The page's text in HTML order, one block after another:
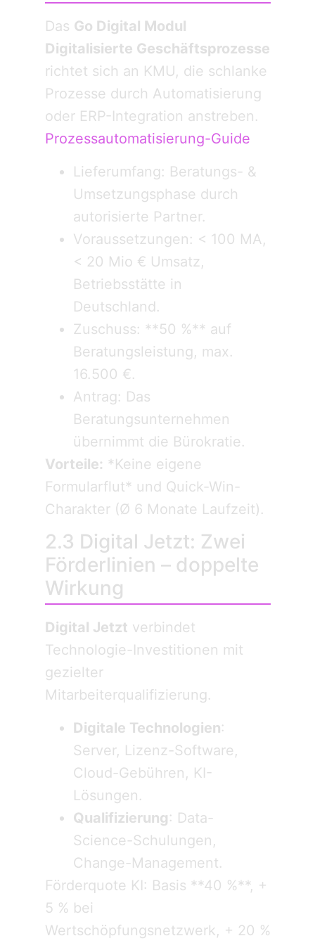
Das Go Digital Modul
Digitalisierte Geschäftsprozesse
richtet sich an KMU, die schlanke
Prozesse durch Automatisierung
oder ERP-Integration anstreben.
Prozessautomatisierung-Guide
Lieferumfang: Beratungs- &
Umsetzungsphase durch
autorisierte Partner.
Voraussetzungen: < 100 MA,
< 20 Mio € Umsatz,
Betriebsstätte in
Deutschland.
Zuschuss: **50 %** auf
Beratungsleistung, max.
16.500 €.
Antrag: Das
Beratungsunternehmen
übernimmt die Bürokratie.
Vorteile: *Keine eigene
Formularflut* und Quick-Win-
Charakter (Ø 6 Monate Laufzeit).
2.3 Digital Jetzt: Zwei
Förderlinien – doppelte
Wirkung
Digital Jetzt verbindet
Technologie-Investitionen mit
gezielter
Mitarbeiterqualifizierung.
Digitale Technologien:
Server, Lizenz-Software,
Cloud-Gebühren, KI-
Lösungen.
Qualifizierung: Data-
Science-Schulungen,
Change-Management.
Förderquote KI: Basis **40 %**, +
5 % bei
Wertschöpfungsnetzwerk, + 20 %